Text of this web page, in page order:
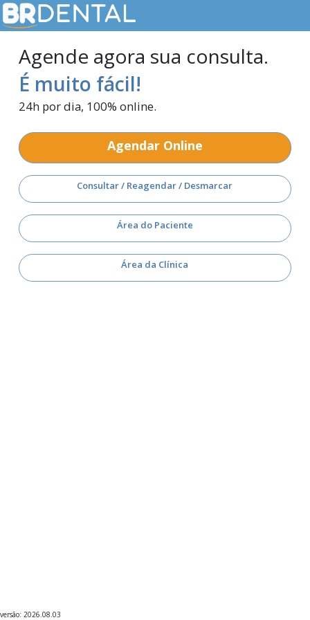
Agende agora sua consulta.
É muito fácil!
24h por dia, 100% online.
Agendar Online
Consultar / Reagendar / Desmarcar
Área do Paciente
Área da Clínica
versão: 2026.08.03